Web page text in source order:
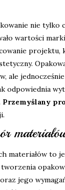
nie tylko
wartości
projektu,
ale
odpowiednia
Przemyślany
materiałów to
jego